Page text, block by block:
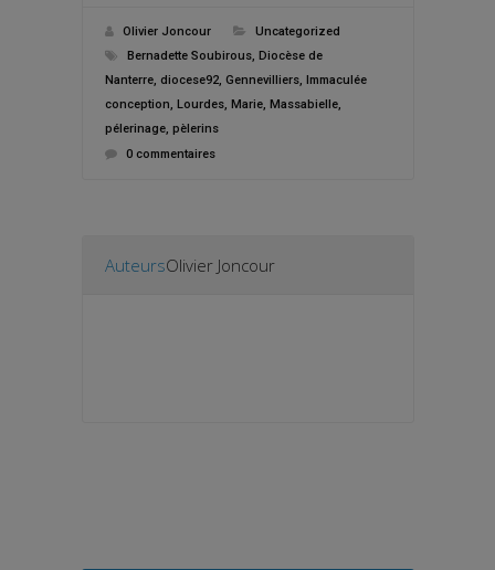
Olivier Joncour
Uncategorized
Bernadette Soubirous, Diocèse de
Nanterre, diocese92, Gennevilliers, Immaculée
conception, Lourdes, Marie, Massabielle,
pélerinage, pèlerins
0 commentaires
AuteursOlivier Joncour